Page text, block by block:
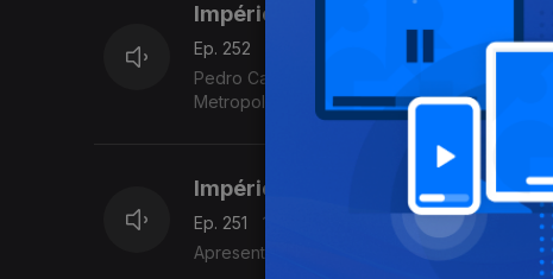
Império dos Sentidos
Ep. 252
Pedro Carneiro: Concertos de Natal da Jovem Orquestra Portuguesa,
Metropolitana de Lisboa
Império dos Sentidos
Ep. 251
17 dez. 2025
Apresentação de André Cunha Leal